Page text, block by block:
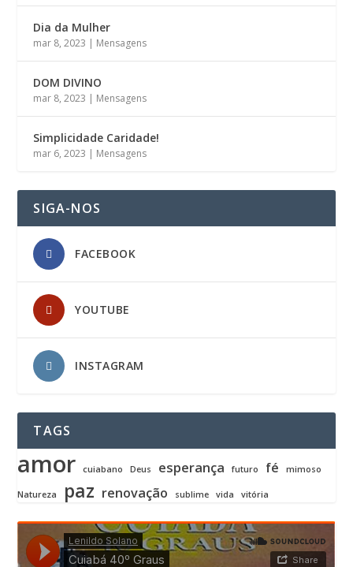
Dia da Mulher
mar 8, 2023 | Mensagens
DOM DIVINO
mar 8, 2023 | Mensagens
Simplicidade Caridade!
mar 6, 2023 | Mensagens
SIGA-NOS
FACEBOOK
YOUTUBE
INSTAGRAM
TAGS
amor cuiabano Deus esperança futuro fé mimoso
Natureza paz renovação sublime vida vitória